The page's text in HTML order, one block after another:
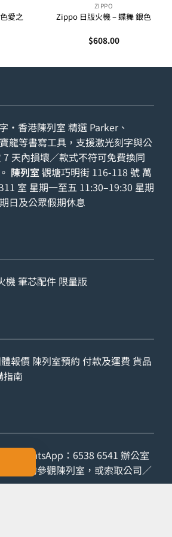
愛之
ZIPPO
Zippo 日版火機 – 蝶舞 銀色
$608.00
・香港陳列室 精選 Parker、
龍等書寫工具，支援激光刻字與公
天內損壞／款式不符可免費換同
。 陳列室 觀塘巧明街 116-118 號 萬
室 星期一至五 11:30–19:30 星期
日及公眾假期休息
機筆芯配件 限量版
報價 陳列室預約 付款及運費 貨品
指南
WhatsApp： 6538 6541 辦公室
歡迎預約參觀陳列室，或索取公司／